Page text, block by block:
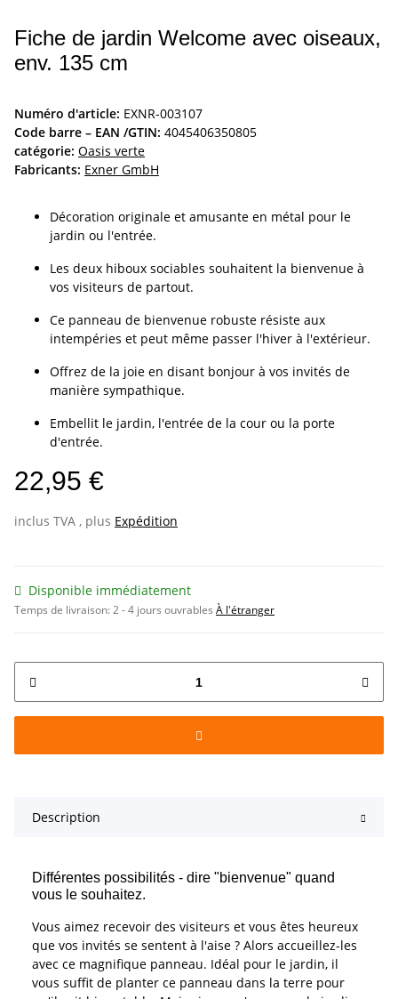
Fiche de jardin Welcome avec oiseaux,
env. 135 cm
Numéro d'article: EXNR-003107
Code barre – EAN /GTIN: 4045406350805
catégorie: Oasis verte
Fabricants: Exner GmbH
Décoration originale et amusante en métal pour le
jardin ou l'entrée.
Les deux hiboux sociables souhaitent la bienvenue à
vos visiteurs de partout.
Ce panneau de bienvenue robuste résiste aux
intempéries et peut même passer l'hiver à l'extérieur.
Offrez de la joie en disant bonjour à vos invités de
manière sympathique.
Embellit le jardin, l'entrée de la cour ou la porte
d'entrée.
22,95 €
inclus TVA , plus Expédition
Disponible immédiatement
Temps de livraison:2 - 4 jours ouvrables À l'étranger
Description
Différentes possibilités - dire "bienvenue" quand
vous le souhaitez.
Vous aimez recevoir des visiteurs et vous êtes heureux
que vos invités se sentent à l'aise ? Alors accueillez-les
avec ce magnifique panneau. Idéal pour le jardin, il
vous suffit de planter ce panneau dans la terre pour